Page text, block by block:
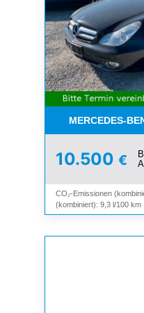
MERCEDES-
10.500 €
CO₂-Emissionen
(kombiniert): 9,3 l/100 km